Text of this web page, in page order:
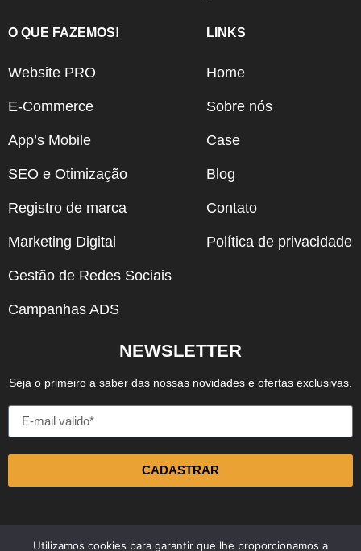
O QUE FAZEMOS!
Website PRO
E-Commerce
App’s Mobile
SEO e Otimização
Registro de marca
Marketing Digital
Gestão de Redes Sociais
Campanhas ADS
LINKS
Home
Sobre nós
Case
Blog
Contato
Política de privacidade
NEWSLETTER
Seja o primeiro a saber das nossas novidades e ofertas exclusivas.
CADASTRAR
Utilizamos cookies para garantir que lhe proporcionamos a